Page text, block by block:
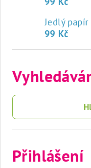
99 Kč
Přihlášení